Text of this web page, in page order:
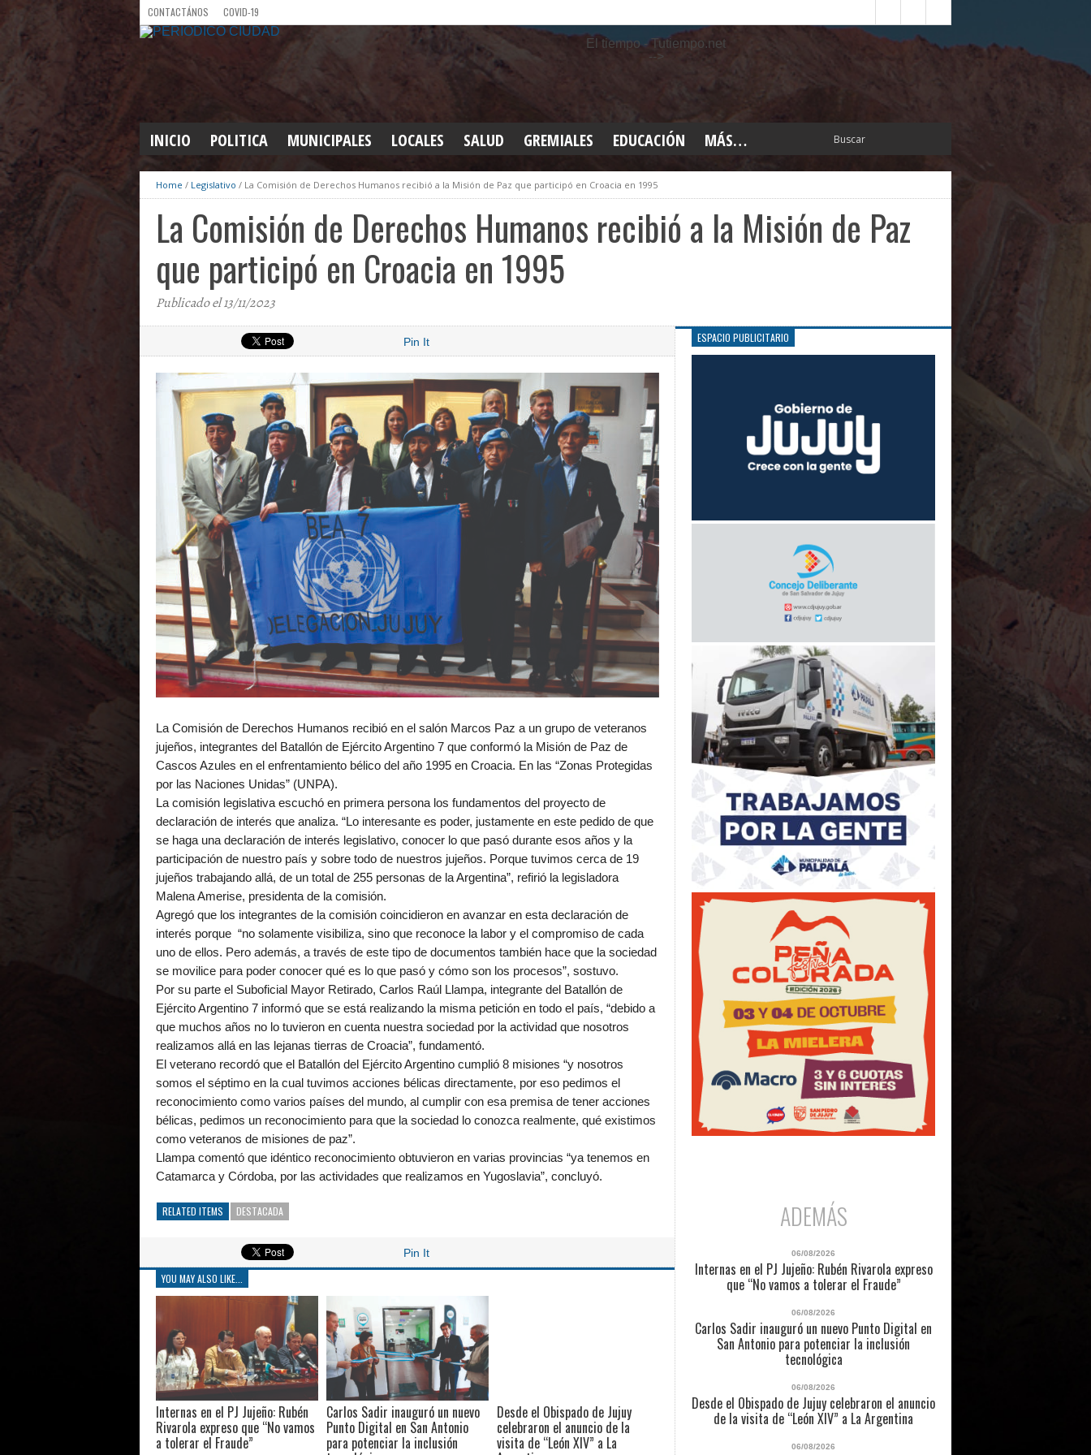
CONTACTÁNOS COVID-19
El tiempo - Tutiempo.net
-->
INICIO POLITICA MUNICIPALES LOCALES SALUD GREMIALES EDUCACIÓN MÁS…
INTERIOR
DEPORTES
ELECCIONES 2025
LEGISLATIVO
Home / Legislativo / La Comisión de Derechos Humanos recibió a la Misión de Paz que participó en Croacia en 1995
La Comisión de Derechos Humanos recibió a la Misión de Paz
que participó en Croacia en 1995
Publicado el 13/11/2023
Pin It
La Comisión de Derechos Humanos recibió en el salón Marcos Paz a un grupo de veteranos
jujeños, integrantes del Batallón de Ejército Argentino 7 que conformó la Misión de Paz de
Cascos Azules en el enfrentamiento bélico del año 1995 en Croacia. En las “Zonas Protegidas
por las Naciones Unidas” (UNPA).
La comisión legislativa escuchó en primera persona los fundamentos del proyecto de
declaración de interés que analiza. “Lo interesante es poder, justamente en este pedido de que
se haga una declaración de interés legislativo, conocer lo que pasó durante esos años y la
participación de nuestro país y sobre todo de nuestros jujeños. Porque tuvimos cerca de 19
jujeños trabajando allá, de un total de 255 personas de la Argentina”, refirió la legisladora
Malena Amerise, presidenta de la comisión.
Agregó que los integrantes de la comisión coincidieron en avanzar en esta declaración de
interés porque “no solamente visibiliza, sino que reconoce la labor y el compromiso de cada
uno de ellos. Pero además, a través de este tipo de documentos también hace que la sociedad
se movilice para poder conocer qué es lo que pasó y cómo son los procesos”, sostuvo.
Por su parte el Suboficial Mayor Retirado, Carlos Raúl Llampa, integrante del Batallón de
Ejército Argentino 7 informó que se está realizando la misma petición en todo el país, “debido a
que muchos años no lo tuvieron en cuenta nuestra sociedad por la actividad que nosotros
realizamos allá en las lejanas tierras de Croacia”, fundamentó.
El veterano recordó que el Batallón del Ejército Argentino cumplió 8 misiones “y nosotros
somos el séptimo en la cual tuvimos acciones bélicas directamente, por eso pedimos el
reconocimiento como varios países del mundo, al cumplir con esa premisa de tener acciones
bélicas, pedimos un reconocimiento para que la sociedad lo conozca realmente, qué existimos
como veteranos de misiones de paz”.
Llampa comentó que idéntico reconocimiento obtuvieron en varias provincias “ya tenemos en
Catamarca y Córdoba, por las actividades que realizamos en Yugoslavia”, concluyó.
RELATED ITEMS DESTACADA
Pin It
YOU MAY ALSO LIKE...
Internas en el PJ Jujeño: Rubén
Rivarola expreso que “No vamos
a tolerar el Fraude”
Carlos Sadir inauguró un nuevo
Punto Digital en San Antonio
para potenciar la inclusión
Desde el Obispado de Jujuy
celebraron el anuncio de la
visita de “León XIV” a La
ESPACIO PUBLICITARIO
ADEMÁS
06/08/2026
Internas en el PJ Jujeño: Rubén Rivarola expreso
que “No vamos a tolerar el Fraude”
06/08/2026
Carlos Sadir inauguró un nuevo Punto Digital en
San Antonio para potenciar la inclusión
tecnológica
06/08/2026
Desde el Obispado de Jujuy celebraron el anuncio
de la visita de “León XIV” a La Argentina
06/08/2026